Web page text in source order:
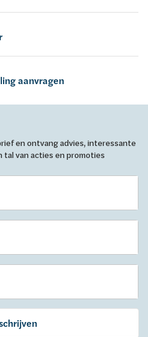
aanvragen
en ontvang advies, interessante
van acties en promoties